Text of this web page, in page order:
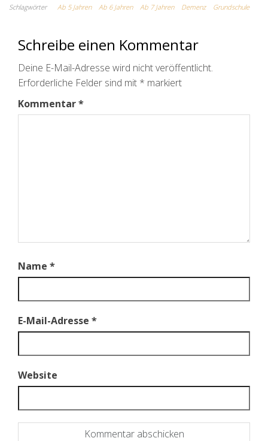
Schlagwörter Ab 5 Jahren Ab 6 Jahren Ab 7 Jahren Demenz Grundschule
Schreibe einen Kommentar
Deine E-Mail-Adresse wird nicht veröffentlicht.
Erforderliche Felder sind mit * markiert
Kommentar*
Name *
E-Mail-Adresse *
Website